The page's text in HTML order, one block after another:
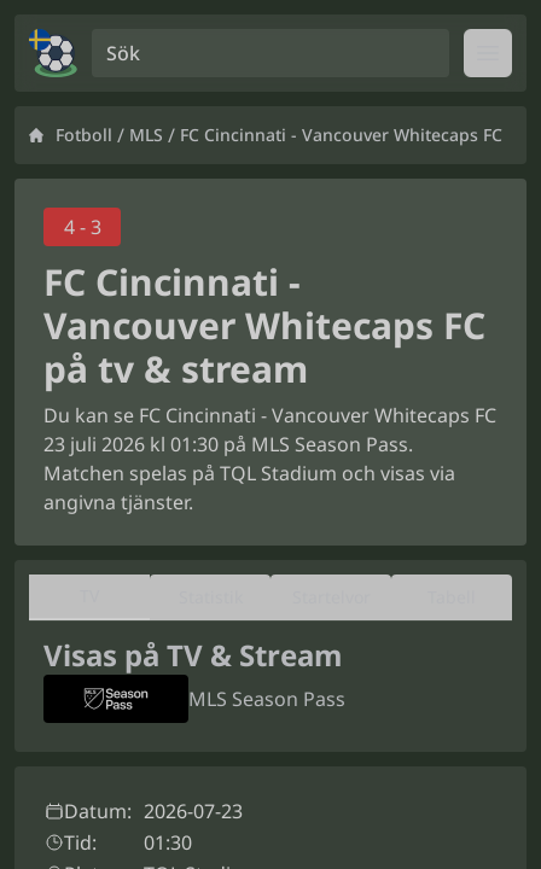
Fotboll / MLS / FC Cincinnati - Vancouver Whitecaps FC
4 - 3
FC Cincinnati -
Vancouver Whitecaps FC
på tv & stream
Du kan se FC Cincinnati - Vancouver Whitecaps FC
23 juli 2026 kl 01:30 på MLS Season Pass.
Matchen spelas på TQL Stadium och visas via
angivna tjänster.
Visas på TV & Stream
MLS Season Pass
Datum: 2026-07-23
Tid:
01:30